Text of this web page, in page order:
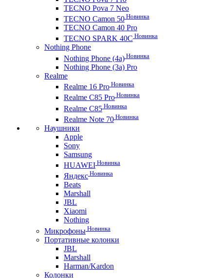
TECNO Pova 7 Neo
TECNO Camon 50 Новинка
TECNO Camon 40 Pro
TECNO SPARK 40C Новинка
Nothing Phone
Nothing Phone (4a) Новинка
Nothing Phone (3a) Pro
Realme
Realme 16 Pro Новинка
Realme C85 Pro Новинка
Realme C85 Новинка
Realme Note 70 Новинка
Наушники
Apple
Sony
Samsung
HUAWEI Новинка
Яндекс Новинка
Beats
Marshall
JBL
Xiaomi
Nothing
Микрофоны Новинка
Портативные колонки
JBL
Marshall
Harman/Kardon
Колонки